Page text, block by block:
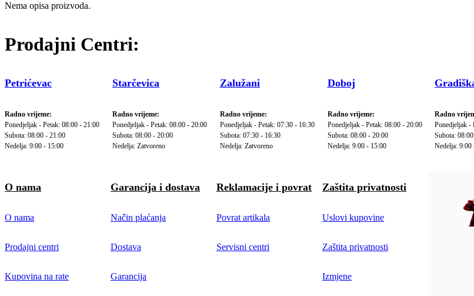
Nema opisa proizvoda.
Prodajni Centri:
Petrićevac
Radno vrijeme:
Ponedjeljak - Petak: 08:00 - 21:00
Subota: 08:00 - 21:00
Nedelja: 9:00 - 15:00
Starčevica
Radno vrijeme:
Ponedjeljak - Petak: 08:00 - 20:00
Subota: 08:00 - 20:00
Nedelja: Zatvoreno
Zalužani
Radno vrijeme:
Ponedjeljak - Petak: 07:30 - 16:30
Subota: 07:30 - 16:30
Nedelja: Zatvoreno
Doboj
Radno vrijeme:
Ponedjeljak - Petak: 08:00 - 20:00
Subota: 08:00 - 20:00
Nedelja: 9:00 - 15:00
Radno
Ponedjeljak -
Subota:
Nedelja: 9:00
O nama
O nama
Prodajni centri
Kupovina na rate
Garancija i dostava
Način plaćanja
Dostava
Garancija
Reklamacije i povrat
Povrat artikala
Servisni centri
Zaštita privatnosti
Uslovi kupovine
Zaštita privatnosti
Izmjene